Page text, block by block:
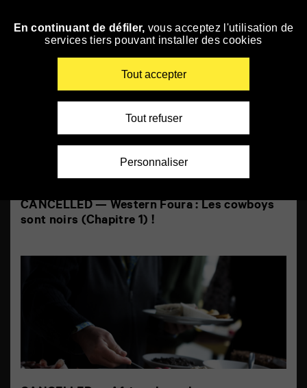
Skip
Focus Africa2020
CANCELLED — Western Foura : Les cowboys
sont noirs (Chapitre 1) !
En continuant de défiler, vous acceptez l'utilisation de
services tiers pouvant installer des cookies
Tout accepter
Tout refuser
Personnaliser